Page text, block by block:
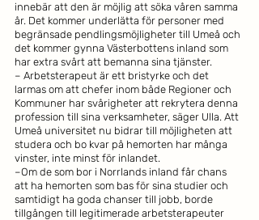
innebär att den är möjlig att söka våren samma
år. Det kommer underlätta för personer med
begränsade pendlingsmöjligheter till Umeå och
det kommer gynna Västerbottens inland som
har extra svårt att bemanna sina tjänster.
– Arbetsterapeut är ett bristyrke och det
larmas om att chefer inom både Regioner och
Kommuner har svårigheter att rekrytera denna
profession till sina verksamheter, säger Ulla. Att
Umeå universitet nu bidrar till möjligheten att
studera och bo kvar på hemorten har många
vinster, inte minst för inlandet.
–Om de som bor i Norrlands inland får chans
att ha hemorten som bas för sina studier och
samtidigt ha goda chanser till jobb, borde
tillgången till legitimerade arbetsterapeuter